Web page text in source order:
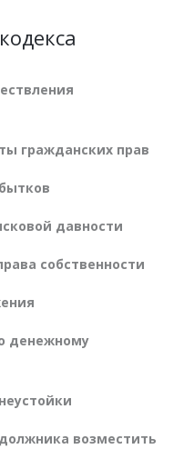
гражданских прав
давности
собственности
денежному
возместить